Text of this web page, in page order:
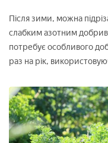
Після зими, можна
слабким азотним
потребує особливого
раз на рік,